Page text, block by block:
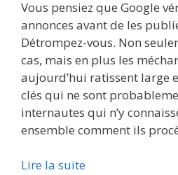
Vous pensiez que Google
annonces avant de les
Détrompez-vous. Non
cas, mais en plus les
aujourd’hui ratissent large
clés qui ne sont
internautes qui n’y
ensemble comment ils
Lire la suite